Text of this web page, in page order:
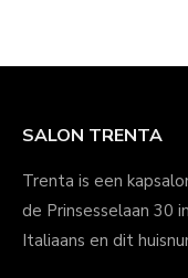
SALON TRENTA
Trenta is een
de Prinsesselaan 30
Italiaans en dit